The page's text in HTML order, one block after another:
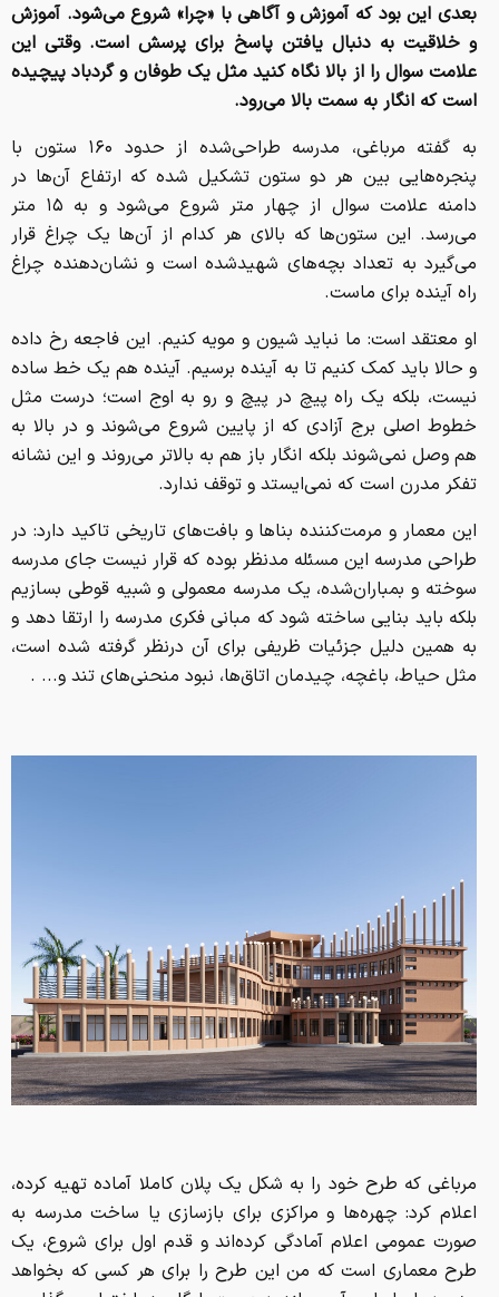
بعدی این بود که آموزش و آگاهی با «چرا» شروع می‌شود. آموزش
و خلاقیت به دنبال یافتن پاسخ برای پرسش است. وقتی این
علامت سوال را از بالا نگاه کنید مثل یک طوفان و گردباد پیچیده‌
است که انگار به سمت بالا می‌رود.
به گفته مرباغی، مدرسه طراحی‌شده از حدود ۱۶۰ ستون با
پنجره‌هایی بین هر دو ستون تشکیل شده که ارتفاع آن‌ها در
دامنه علامت سوال از چهار متر شروع می‌شود و به ۱۵ متر
می‌رسد. این ستون‌ها که بالای هر کدام از آن‌ها یک چراغ قرار
می‌گیرد به تعداد بچه‌های شهیدشده است و نشان‌دهنده چراغ
راه آینده برای ماست.
او معتقد است: ما نباید شیون و مویه کنیم. این فاجعه رخ داده
و حالا باید کمک کنیم تا به آینده برسیم. آینده هم یک خط ساده
نیست، بلکه یک راه پیچ در پیچ و رو به اوج است؛ درست مثل
خطوط اصلی برج آزادی که از پایین شروع می‌شوند و در بالا به
هم وصل نمی‌شوند بلکه انگار باز هم به بالاتر می‌روند و این نشانه
تفکر مدرن است که نمی‌ایستد و توقف ندارد.
این معمار و مرمت‌کننده بناها و بافت‌های تاریخی تاکید دارد: در
طراحی مدرسه این مسئله مدنظر بوده که قرار نیست جای مدرسه
سوخته و بمباران‌شده، یک مدرسه معمولی و شبیه قوطی بسازیم
بلکه باید بنایی ساخته شود که مبانی فکری مدرسه را ارتقا دهد و
به همین دلیل جزئیات ظریفی برای آن درنظر گرفته شده است،
مثل حیاط، باغچه، چیدمان اتاق‌ها، نبود منحنی‌های تند و... .
مرباغی که طرح خود را به شکل یک پلان کاملا آماده تهیه ‌کرده،
اعلام کرد: چهره‌ها و مراکزی برای بازسازی یا ساخت مدرسه به
صورت عمومی اعلام آمادگی کرده‌اند و قدم اول برای شروع، یک
طرح معماری است که من این طرح را برای هر کسی که بخواهد